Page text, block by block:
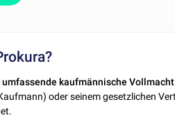
umfassende kaufmännische Vollmacht
oder seinem gesetzlichen